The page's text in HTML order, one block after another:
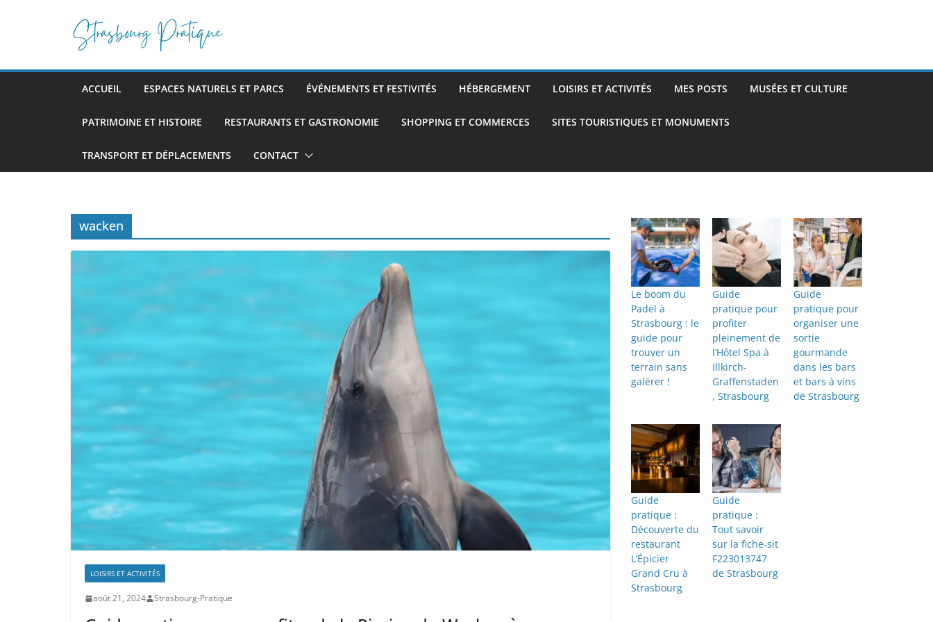
ACCUEIL ESPACES NATURELS ET PARCS ÉVÉNEMENTS ET FESTIVITÉS HÉBERGEMENT LOISIRS ET ACTIVITÉS MES POSTS MUSÉES ET CULTURE
PATRIMOINE ET HISTOIRE RESTAURANTS ET GASTRONOMIE SHOPPING ET COMMERCES SITES TOURISTIQUES ET MONUMENTS
TRANSPORT ET DÉPLACEMENTS CONTACT
wacken
LOISIRS ET ACTIVITÉS
août 21, 2024 Strasbourg-Pratique
Le boom du
Padel à
Strasbourg : le
guide pour
trouver un
terrain sans
galérer !
Guide
pratique pour
profiter
pleinement de
l’Hôtel Spa à
Illkirch-
Graffenstaden
, Strasbourg
Guide
pratique pour
organiser une
sortie
gourmande
dans les bars
et bars à vins
de Strasbourg
Guide
pratique :
Découverte du
restaurant
L’Épicier
Grand Cru à
Strasbourg
Guide
pratique :
Tout savoir
sur la fiche-sit
F223013747
de Strasbourg